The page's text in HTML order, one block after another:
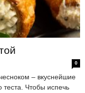
0
– вкуснейшие
теста. Чтобы испечь